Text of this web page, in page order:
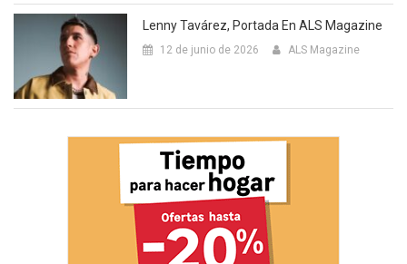
Lenny Tavárez, Portada En ALS Magazine
12 de junio de 2026 ALS Magazine